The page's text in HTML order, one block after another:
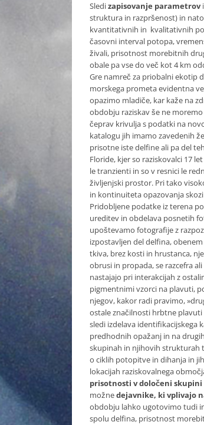
Sledizapisovanje parametrov
struktura in razpršenost) in
kvantitativnih in kvalitativnih
časovni interval potopa,
živali, prisotnost morebitnih
obale pa vse do več kot 4 km
Gre namreč za priobalni ekotip
morskega prometa evidentna
opazimo mladiče, kar kaže na
obdobju raziskav še ne
čeprav krivulja s podatki na
katalogu jih imamo zavedenih
prisotne iste delfine ali pa del
Floride, kjer so raziskovalci 17
le tranzienti in so v resnici le
življenjski prostor. Pri tako
in kontinuiteta opazovanja
Pridobljene podatke iz terena
ureditev in obdelava posnetih
upoštevamo fotografije z
izpostavljen del delfina,
tkiva, brez kosti in hrustanca,
obrusi in propada, se razcefra
nastajajo pri interakcijah z
pigmentnimi vzorci na plavuti,
njegov, kakor radi pravimo,
ostale značilnosti hrbtne
sledi izdelava
predhodnih opažanj in na
skupinah in njihovih strukturah
o ciklih potopitve in dihanja in
lokacijah raziskovalnega
prisotnosti v določeni skupini
možnedejavnike, ki vplivajo
obdobju lahko ugotovimo tudi
spolu delfina, prisotnost